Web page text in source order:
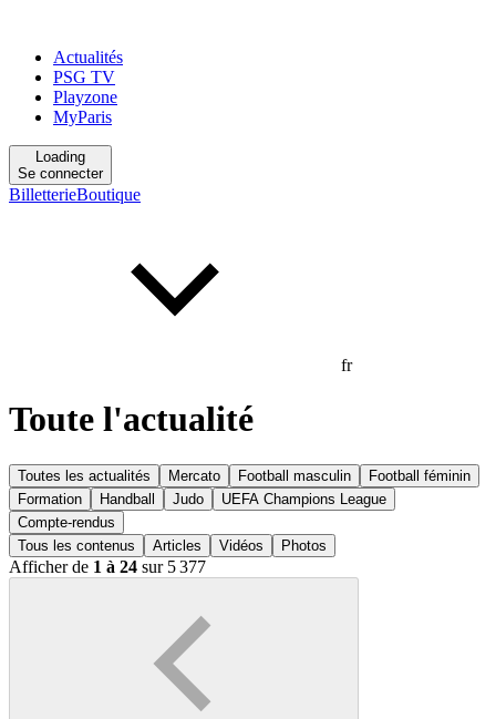
Actualités
PSG TV
Playzone
MyParis
Loading
Se connecter
BilletterieBoutique
fr
Toute l'actualité
Toutes les actualités Mercato Football masculin
Football féminin
Formation
Handball Judo
UEFA Champions League
Compte-rendus
Tous les contenus
Articles Vidéos Photos
Afficher de 1 à 24 sur 5 377